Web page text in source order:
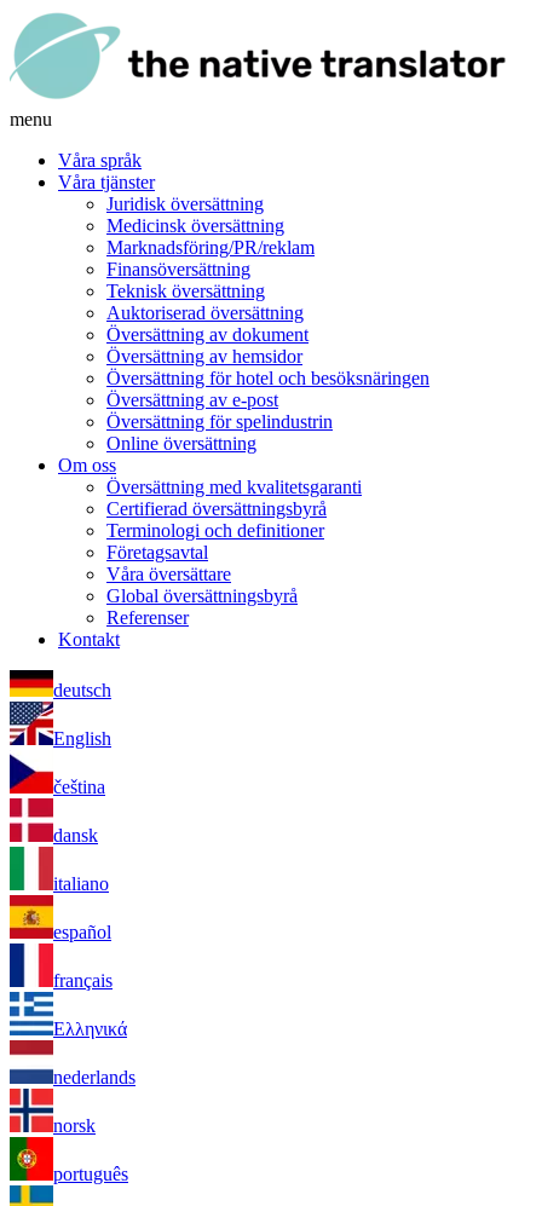
menu
Våra språk
Våra tjänster
Juridisk översättning
Medicinsk översättning
Marknadsföring/PR/reklam
Finansöversättning
Teknisk översättning
Auktoriserad översättning
Översättning av dokument
Översättning av hemsidor
Översättning för hotel och besöksnäringen
Översättning av e-post
Översättning för spelindustrin
Online översättning
Om oss
Översättning med kvalitetsgaranti
Certifierad översättningsbyrå
Terminologi och definitioner
Företagsavtal
Våra översättare
Global översättningsbyrå
Referenser
Kontakt
deutsch
English
čeština
dansk
italiano
español
français
Ελληνικά
nederlands
norsk
português